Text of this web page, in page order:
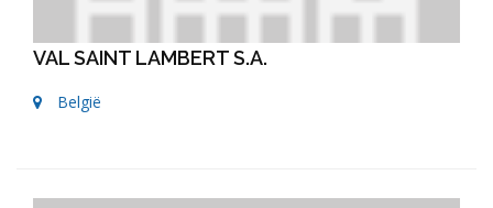
VAL SAINT LAMBERT S.A.
België